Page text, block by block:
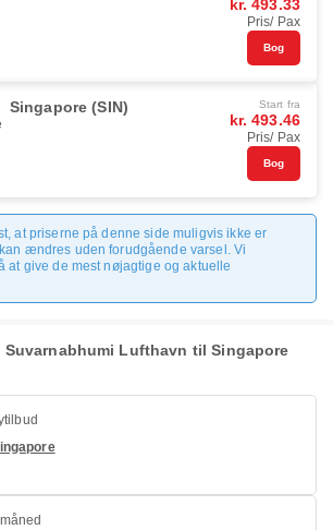
kr. 493.33
Pris/ Pax
Bog
Singapore (SIN) Start fra
kr. 493.46
Pris/ Pax
Bog
at priserne på denne side muligvis ikke er
ændres uden forudgående varsel. Vi
at give de mest nøjagtige og aktuelle
Lufthavn til Singapore